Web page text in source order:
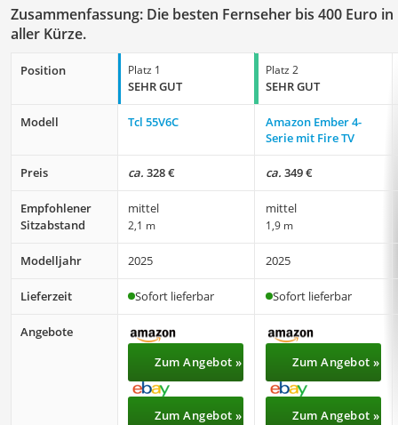
Zusammenfassung: Die besten Fernseher bis 400 Euro in
aller Kürze.
Position Platz 1
SEHR GUT
Platz 2
SEHR GUT
Modell Tcl 55V6C
Amazon Ember 4-
Serie mit Fire TV
Preis ca. 328 € ca. 349 €
Empfohlener
Sitzabstand
mittel
2,1 m
mittel
1,9 m
Modelljahr 2025 2025
Lieferzeit Sofort lieferbar Sofort lieferbar
Angebote
Zum Angebot »
Zum Angebot »
Zum Angebot »
Zum Angebot »